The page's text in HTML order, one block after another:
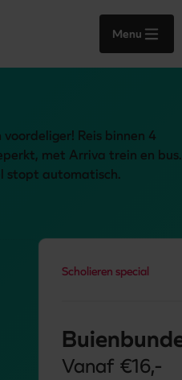
Menu
Reis binnen 4
met Arriva trein en bus.
Scholieren special
Vanaf €16,-